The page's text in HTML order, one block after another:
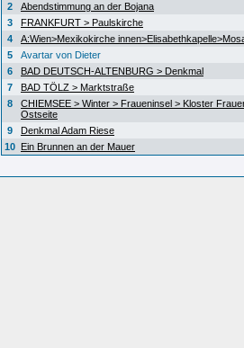
2
Abendstimmung an der Bojana
3
FRANKFURT > Paulskirche
4
A:Wien>Mexikokirche
5
Avartar von Dieter
6
BAD DEUTSCH-ALTENBURG > Denkmal
7
BAD TÖLZ > Marktstraße
8
CHIEMSEE > Winter > Fraueninsel > Kloster
Ostseite
9
Denkmal Adam Riese
10 Ein Brunnen an der Mauer